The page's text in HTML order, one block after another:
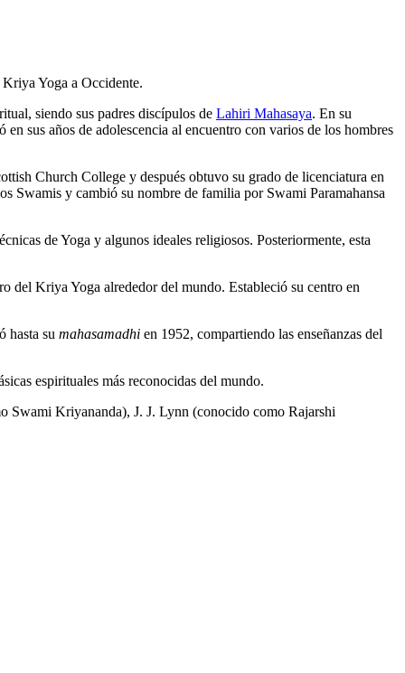
Yoga a Occidente.
siendo sus padres discípulos de Lahiri Mahasaya. En su
sus años de adolescencia al encuentro con varios de los hombres
Church College y después obtuvo su grado de licenciatura en
Swamis y cambió su nombre de familia por Swami Paramahansa
de Yoga y algunos ideales religiosos. Posteriormente, esta
del Kriya Yoga alrededor del mundo. Estableció su centro en
hasta su mahasamadhi en 1952, compartiendo las enseñanzas del
espirituales más reconocidas del mundo.
Swami Kriyananda), J. J. Lynn (conocido como Rajarshi